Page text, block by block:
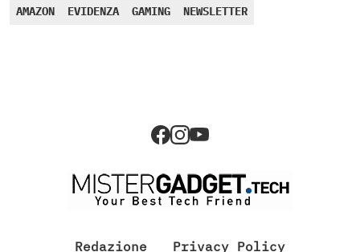
AMAZON EVIDENZA GAMING NEWSLETTER
Redazione Privacy Policy